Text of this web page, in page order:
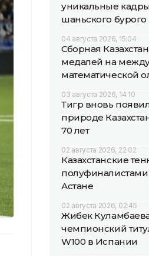
уникальные
шаньского
04 августа 2026, 15:04
Сборная
медалей на
математической
03 августа 2026, 14:10
Тигр вновь
природе
70 лет
02 августа 2026, 22:02
Казахстанские
полуфиналистами
Астане
02 августа 2026, 02:45
Жибек
чемпионский
W100 в Испании